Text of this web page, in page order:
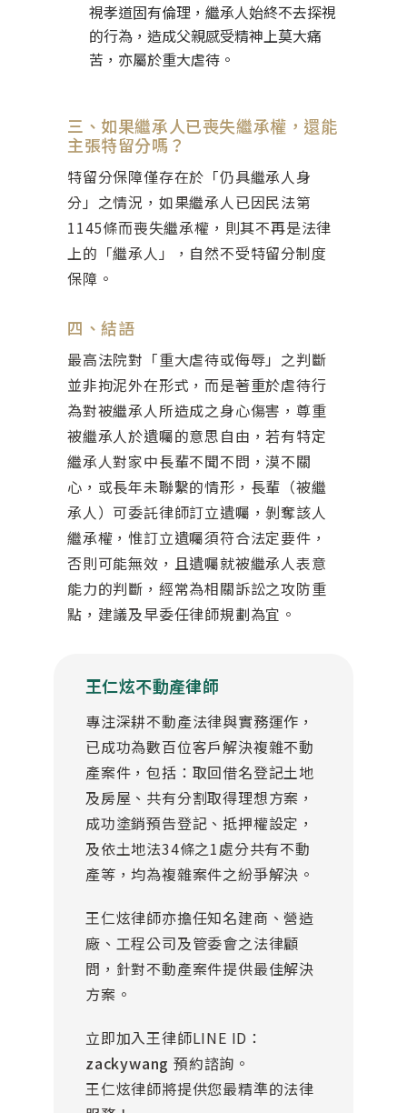
視孝道固有倫理，繼承人始終不去探視
的行為，造成父親感受精神上莫大痛
苦，亦屬於重大虐待。
三、如果繼承人已喪失繼承權，還能
主張特留分嗎？
特留分保障僅存在於「仍具繼承人身
分」之情況，如果繼承人已因民法第
1145條而喪失繼承權，則其不再是法律
上的「繼承人」，自然不受特留分制度
保障。
四、結語
最高法院對「重大虐待或侮辱」之判斷
並非拘泥外在形式，而是著重於虐待行
為對被繼承人所造成之身心傷害，尊重
被繼承人於遺囑的意思自由，若有特定
繼承人對家中長輩不聞不問，漠不關
心，或長年未聯繫的情形，長輩（被繼
承人）可委託律師訂立遺囑，剝奪該人
繼承權，惟訂立遺囑須符合法定要件，
否則可能無效，且遺囑就被繼承人表意
能力的判斷，經常為相關訴訟之攻防重
點，建議及早委任律師規劃為宜。
王仁炫不動產律師
專注深耕不動產法律與實務運作，
已成功為數百位客戶解決複雜不動
產案件，包括：取回借名登記土地
及房屋、共有分割取得理想方案，
成功塗銷預告登記、抵押權設定，
及依土地法34條之1處分共有不動
產等，均為複雜案件之紛爭解決。
王仁炫律師亦擔任知名建商、營造
廠、工程公司及管委會之法律顧
問，針對不動產案件提供最佳解決
方案。
立即加入王律師LINE ID：
zackywang 預約諮詢。
王仁炫律師將提供您最精準的法律